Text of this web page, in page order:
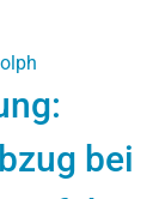
bei